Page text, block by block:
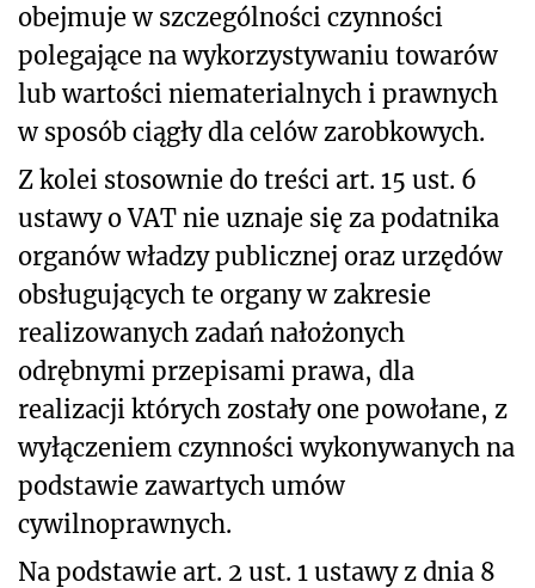
obejmuje w szczególności czynności
polegające na wykorzystywaniu towarów
lub wartości niematerialnych i prawnych
w sposób ciągły dla celów zarobkowych.
Z kolei stosownie do treści art. 15 ust. 6
ustawy o VAT nie uznaje się za podatnika
organów władzy publicznej oraz urzędów
obsługujących te organy w zakresie
realizowanych zadań nałożonych
odrębnymi przepisami prawa, dla
realizacji których zostały one powołane, z
wyłączeniem czynności wykonywanych na
podstawie zawartych umów
cywilnoprawnych.
Na podstawie art. 2 ust. 1 ustawy z dnia 8